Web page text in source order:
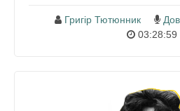
Григір Тютюнник
03:28:59